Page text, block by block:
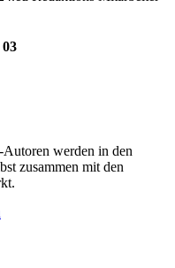
werden in den
zusammen mit den